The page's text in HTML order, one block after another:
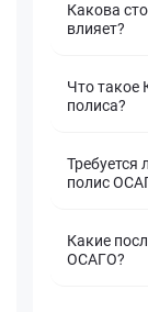
Какова
влияет?
Что такое
полиса?
Требуется
полис
Какие
ОСАГО?